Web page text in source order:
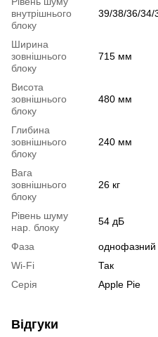
внутрішнього
блоку
39/38/36/34/
Ширина
зовнішнього
блоку
715 мм
Висота
зовнішнього
блоку
480 мм
Глибина
зовнішнього
блоку
240 мм
Вага
зовнішнього
блоку
26 кг
Рівень шуму
нар. блоку
54 дБ
Фаза
однофазний
Wi-Fi
Так
Серія
Apple Pie
Відгуки